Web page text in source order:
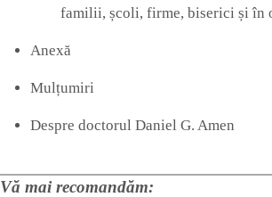
familii, școli, firme, biserici și în
Anexă
Mulțumiri
Despre doctorul Daniel G. Amen
Vă mai recomandăm: